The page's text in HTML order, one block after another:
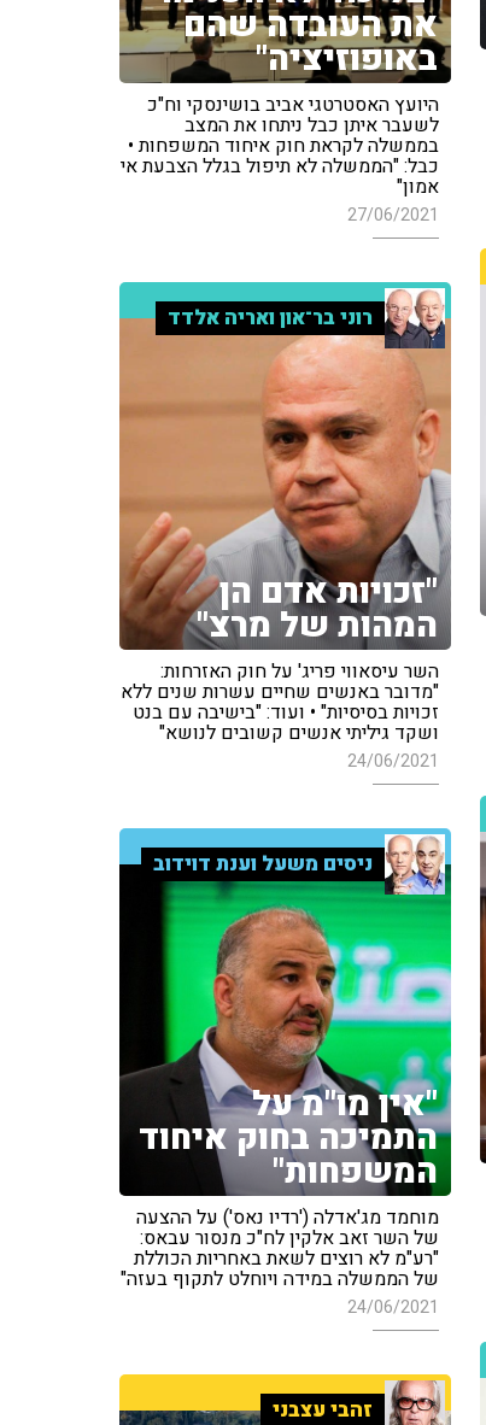
את העובדה שהם
באופוזיציה"
היועץ האסטרטגי אביב בושינסקי וח"כ
לשעבר איתן כבל ניתחו את המצב
בממשלה לקראת חוק איחוד המשפחות •
כבל: "הממשלה לא תיפול בגלל הצבעת אי
אמון"
27/06/2021
רוני בר־און ואריה אלדד
"זכויות אדם הן
המהות של מרצ"
השר עיסאווי פריג' על חוק האזרחות:
"מדובר באנשים שחיים עשרות שנים ללא
זכויות בסיסיות" • ועוד: "בישיבה עם בנט
ושקד גיליתי אנשים קשובים לנושא"
24/06/2021
ניסים משעל וענת דוידוב
"אין מו"מ על
התמיכה בחוק איחוד
המשפחות"
מוחמד מג'אדלה ('רדיו נאס') על ההצעה
של השר זאב אלקין לח"כ מנסור עבאס:
"רע"מ לא רוצים לשאת באחריות הכוללת
של הממשלה במידה ויוחלט לתקוף בעזה"
24/06/2021
זהבי עצבני